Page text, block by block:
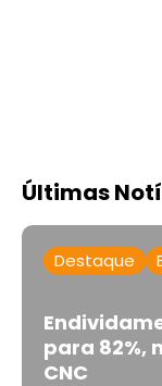
Últimas
Destaque
para 82%,
CNC